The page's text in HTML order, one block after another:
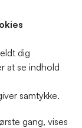
dig
at se indhold
samtykke.
gang, vises